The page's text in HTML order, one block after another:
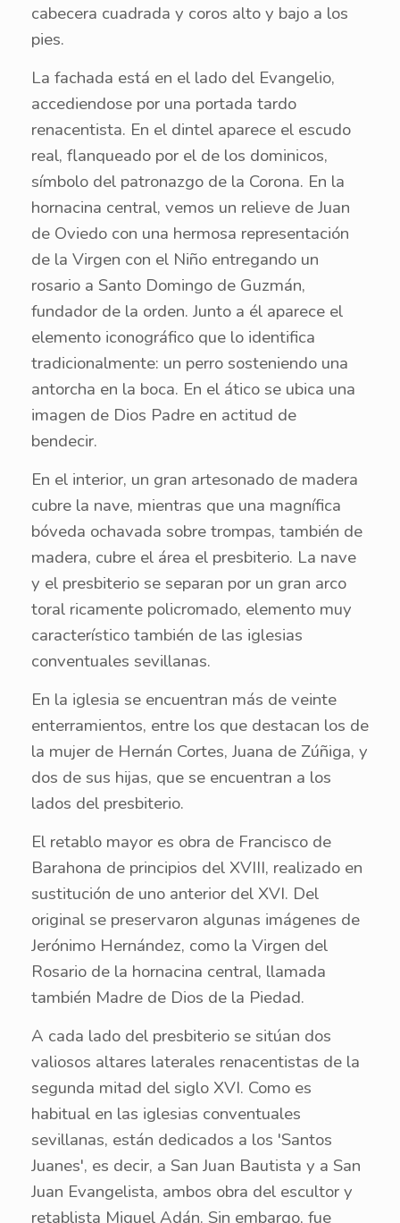
cabecera cuadrada y coros alto y bajo a los
pies.
La fachada está en el lado del Evangelio,
accediendose por una portada tardo
renacentista. En el dintel aparece el escudo
real, flanqueado por el de los dominicos,
símbolo del patronazgo de la Corona. En la
hornacina central, vemos un relieve de Juan
de Oviedo con una hermosa representación
de la Virgen con el Niño entregando un
rosario a Santo Domingo de Guzmán,
fundador de la orden. Junto a él aparece el
elemento iconográfico que lo identifica
tradicionalmente: un perro sosteniendo una
antorcha en la boca. En el ático se ubica una
imagen de Dios Padre en actitud de
bendecir.
En el interior, un gran artesonado de madera
cubre la nave, mientras que una magnífica
bóveda ochavada sobre trompas, también de
madera, cubre el área el presbiterio. La nave
y el presbiterio se separan por un gran arco
toral ricamente policromado, elemento muy
característico también de las iglesias
conventuales sevillanas.
En la iglesia se encuentran más de veinte
enterramientos, entre los que destacan los de
la mujer de Hernán Cortes, Juana de Zúñiga, y
dos de sus hijas, que se encuentran a los
lados del presbiterio.
El retablo mayor es obra de Francisco de
Barahona de principios del XVIII, realizado en
sustitución de uno anterior del XVI. Del
original se preservaron algunas imágenes de
Jerónimo Hernández, como la Virgen del
Rosario de la hornacina central, llamada
también Madre de Dios de la Piedad.
A cada lado del presbiterio se sitúan dos
valiosos altares laterales renacentistas de la
segunda mitad del siglo XVI. Como es
habitual en las iglesias conventuales
sevillanas, están dedicados a los 'Santos
Juanes', es decir, a San Juan Bautista y a San
Juan Evangelista, ambos obra del escultor y
retablista Miguel Adán. Sin embargo, fue